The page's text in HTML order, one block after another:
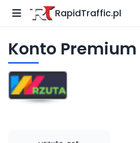
RapidTraffic.pl
Konto